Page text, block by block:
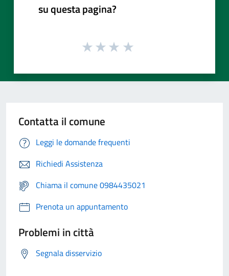
su questa pagina?
Contatta il comune
Leggi le domande frequenti
Richiedi Assistenza
Chiama il comune 0984435021
Prenota un appuntamento
Problemi in città
Segnala disservizio